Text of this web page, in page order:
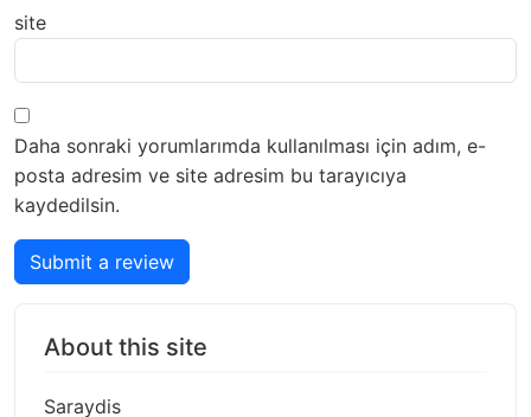
site
Daha sonraki yorumlarımda kullanılması için adım, e-
posta adresim ve site adresim bu tarayıcıya
kaydedilsin.
Submit a review
About this site
Saraydis